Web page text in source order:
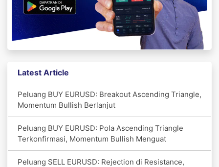
Latest Article
Peluang BUY EURUSD: Breakout Ascending Triangle,
Momentum Bullish Berlanjut
Peluang BUY EURUSD: Pola Ascending Triangle
Terkonfirmasi, Momentum Bullish Menguat
Peluang SELL EURUSD: Rejection di Resistance,